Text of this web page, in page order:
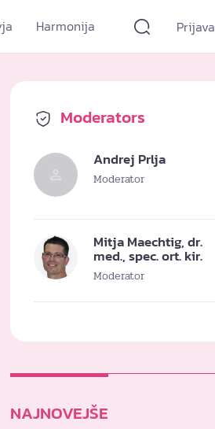
Harmonija Prijava
Moderators
Andrej Prlja
Moderator
Mitja Maechtig, dr.
med., spec. ort. kir.
Moderator
NAJNOVEJŠE